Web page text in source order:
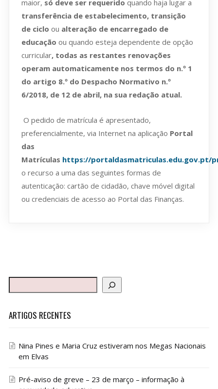
maior, só deve ser requerido quando haja lugar a
transferência de estabelecimento, transição
de ciclo ou alteração de encarregado de
educação ou quando esteja dependente de opção
curricular, todas as restantes renovações
operam automaticamente nos termos do n.º 1
do artigo 8.º do Despacho Normativo n.º
6/2018, de 12 de abril, na sua redação atual.
O pedido de matrícula é apresentado,
preferencialmente, via Internet na aplicação Portal
das
Matrículas https://portaldasmatriculas.edu.gov.pt/
o recurso a uma das seguintes formas de
autenticação: cartão de cidadão, chave móvel digital
ou credenciais de acesso ao Portal das Finanças.
ARTIGOS RECENTES
Nina Pines e Maria Cruz estiveram nos Megas Nacionais
em Elvas
Pré-aviso de greve – 23 de março – informação à